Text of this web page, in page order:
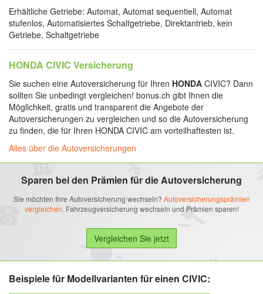
Erhältliche Getriebe: Automat, Automat sequentiell, Automat
stufenlos, Automatisiertes Schaltgetriebe, Direktantrieb, kein
Getriebe, Schaltgetriebe
HONDA CIVIC Versicherung
Sie suchen eine Autoversicherung für Ihren HONDA CIVIC? Dann
sollten Sie unbedingt vergleichen! bonus.ch gibt Ihnen die
Möglichkeit, gratis und transparent die Angebote der
Autoversicherungen zu vergleichen und so die Autoversicherung
zu finden, die für Ihren HONDA CIVIC am vorteilhaftesten ist.
Alles über die Autoversicherungen
Sparen bei den Prämien für die Autoversicherung
Sie möchten Ihre Autoversicherung wechseln? Autoversicherungsprämien
vergleichen, Fahrzeugversicherung wechseln und Prämien sparen!
Beispiele für Modellvarianten für einen CIVIC: